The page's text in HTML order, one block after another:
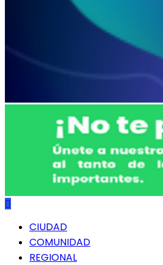
Menú
principal
CIUDAD
COMUNIDAD
REGIONAL